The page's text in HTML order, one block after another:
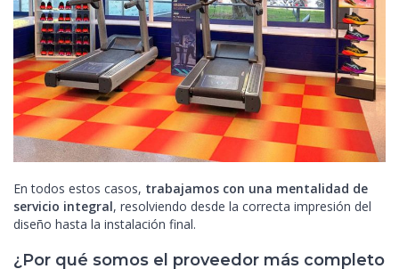
En todos estos casos, trabajamos con una mentalidad de
servicio integral, resolviendo desde la correcta impresión del
diseño hasta la instalación final.
¿Por qué somos el proveedor más completo